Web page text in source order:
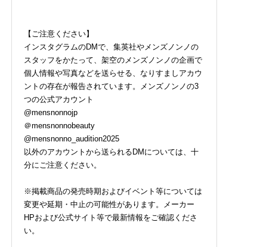
【ご注意ください】
インスタグラムのDMで、集英社やメンズノンノの
スタッフをかたって、架空のメンズノンノの企画で
個人情報や写真などを送らせる、なりすましアカウ
ントの存在が報告されています。メンズノンノの3
つの公式アカウント
@mensnonnojp
＠mensnonnobeauty
@mensnonno_audition2025
以外のアカウントから送られるDMについては、十
分にご注意ください。
※掲載商品の発売時期およびイベント等については
変更や延期・中止の可能性があります。メーカー
HPおよび公式サイト等で最新情報をご確認くださ
い。